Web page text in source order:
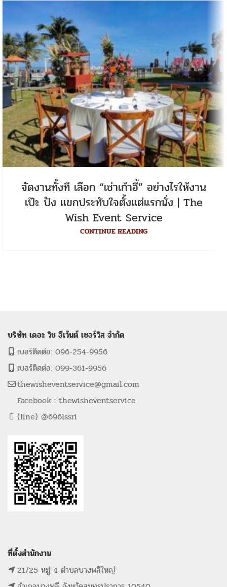
จัดงานทั้งที เลือก “เช่าเก้าอี้” อย่างไรให้งาน
เป๊ะ ปัง แขกประทับใจตั้งแต่แรกนั่ง | The
Wish Event Service
CONTINUE READING
บริษัท เดอะ วิช อีเว้นต์ เซอร์วิส จำกัด
เบอร์ติดต่อ: 096-254-9956
เบอร์ติดต่อ: 099-361-9956
thewisheventservice@gmail.com
Facebook : thewisheventservice
(line) @696lssri
ที่ตั้งสำนักงาน
21/25 หมู่ 4 ตำบลบางพลีใหญ่